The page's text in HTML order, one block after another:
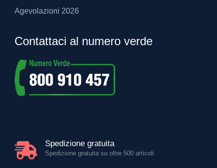
Agevolazioni 2026
Contattaci al numero verde
Spedizione gratuita
Spedizione gratuita su oltre 500 articoli